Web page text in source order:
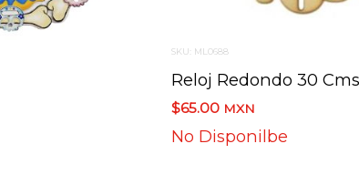
SKU: ML0688
$65.00 MXN
No Disponilbe